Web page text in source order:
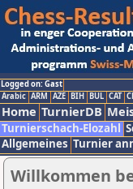
Logged on: Gast
Arabic ARM AZE BIH BUL CAT
Home TurnierDB
Turnierschach-Elozahl
Allgemeines Turnier
Willkommen